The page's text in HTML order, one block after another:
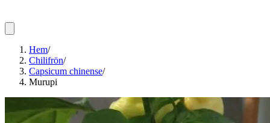
Hem/
Chilifrön/
Capsicum chinense/
Murupi